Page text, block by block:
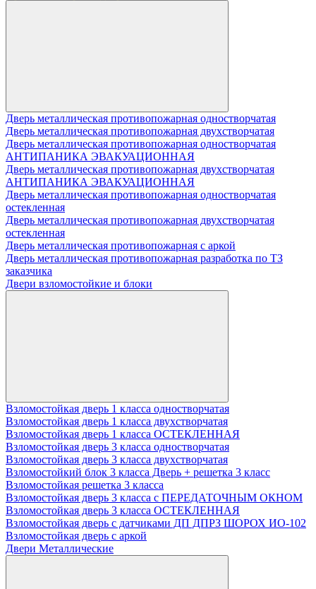
Дверь металлическая противопожарная одностворчатая
Дверь металлическая противопожарная двухстворчатая
Дверь металлическая противопожарная одностворчатая
АНТИПАНИКА ЭВАКУАЦИОННАЯ
Дверь металлическая противопожарная двухстворчатая
АНТИПАНИКА ЭВАКУАЦИОННАЯ
Дверь металлическая противопожарная одностворчатая
остекленная
Дверь металлическая противопожарная двухстворчатая
остекленная
Дверь металлическая противопожарная с аркой
Дверь металлическая противопожарная разработка по ТЗ
заказчика
Двери взломостойкие и блоки
Взломостойкая дверь 1 класса одностворчатая
Взломостойкая дверь 1 класса двухстворчатая
Взломостойкая дверь 1 класса ОСТЕКЛЕННАЯ
Взломостойкая дверь 3 класса одностворчатая
Взломостойкая дверь 3 класса двухстворчатая
Взломостойкий блок 3 класса Дверь + решетка 3 класс
Взломостойкая решетка 3 класса
Взломостойкая дверь 3 класса с ПЕРЕДАТОЧНЫМ ОКНОМ
Взломостойкая дверь 3 класса ОСТЕКЛЕННАЯ
Взломостойкая дверь с датчиками ДП ДПРЗ ШОРОХ ИО-102
Взломостойкая дверь с аркой
Двери Металлические